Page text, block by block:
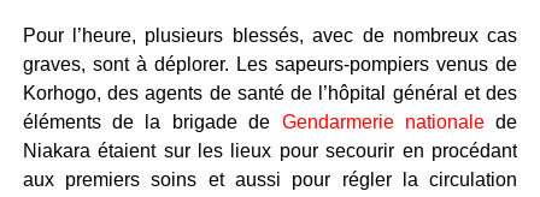
Pour l’heure, plusieurs blessés, avec de nombreux cas
graves, sont à déplorer. Les sapeurs-pompiers venus de
Korhogo, des agents de santé de l’hôpital général et des
éléments de la brigade de Gendarmerie nationalede
Niakara étaient sur les lieux pour secourir en procédant
aux premiers soins et aussi pour régler la circulation